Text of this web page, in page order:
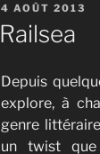
PUBLIÉ
LE
4 AOÛT 2013
Railsea
Depuis
explore, à
genre
un twist